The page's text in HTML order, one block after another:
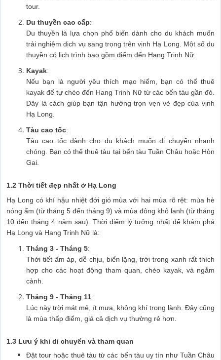
tour.
Du thuyền cao cấp:
Du thuyền là lựa chọn phổ biến dành cho du khách muốn
trải nghiệm dịch vụ sang trọng trên vịnh Hạ Long. Một số du
thuyền có lịch trình bao gồm điểm đến Hang Trinh Nữ.
Kayak:
Nếu bạn là người yêu thích mạo hiểm, bạn có thể thuê
kayak để tự chèo đến Hang Trinh Nữ từ các bến tàu gần đó.
Đây là cách giúp bạn tận hưởng trọn vẹn vẻ đẹp của vịnh
Hạ Long.
Tàu cao tốc:
Tàu cao tốc dành cho du khách muốn di chuyển nhanh
chóng. Bạn có thể thuê tàu tại bến tàu Tuần Châu hoặc Hòn
Gai.
1.2 Thời tiết đẹp nhất ở Hạ Long
Hạ Long có khí hậu nhiệt đới gió mùa với hai mùa rõ rệt: mùa hè
nóng ẩm (từ tháng 5 đến tháng 9) và mùa đông khô lạnh (từ tháng
10 đến tháng 4 năm sau). Thời điểm lý tưởng nhất để khám phá
Hạ Long và Hang Trinh Nữ là:
Tháng 3 - Tháng 5:
Thời tiết ấm áp, dễ chịu, biển lặng, trời trong xanh rất thích
hợp cho các hoạt động tham quan, chèo kayak, và ngắm
cảnh.
Tháng 9 - Tháng 11:
Lúc này trời mát mẻ, ít mưa, không khí trong lành. Đây cũng
là mùa thấp điểm, giá cả dịch vụ thường rẻ hơn.
1.3 Lưu ý khi di chuyển và tham quan
Đặt tour hoặc thuê tàu từ các bến tàu uy tín như Tuần Châu